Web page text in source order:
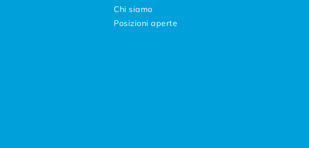
Chi siamo
Posizioni aperte